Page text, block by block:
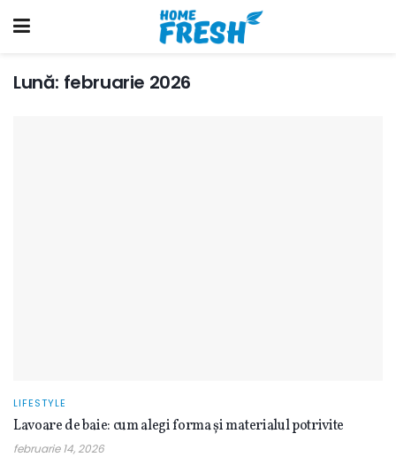
Lună: februarie 2026
LIFESTYLE
Lavoare de baie: cum alegi forma și materialul potrivite
februarie 14, 2026